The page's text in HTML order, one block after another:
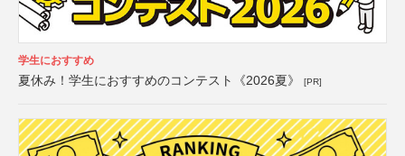
学生におすすめ
夏休み！学生におすすめのコンテスト《2026夏》 [PR]